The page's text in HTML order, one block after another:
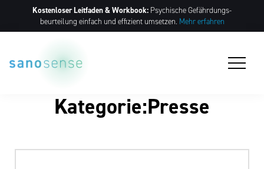
Kostenloser Leitfaden & Workbook: Psychische Gefährdungs­
beurteilung einfach und effizient umsetzen. Mehr erfahren
Kategorie:Presse